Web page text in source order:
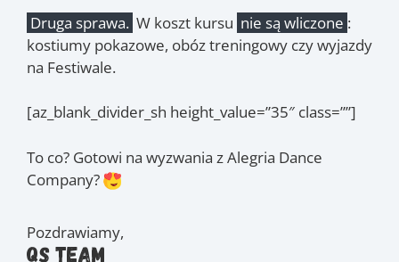
Druga sprawa. W koszt kursu nie są wliczone :
kostiumy pokazowe, obóz treningowy czy wyjazdy
na Festiwale.
[az_blank_divider_sh height_value=”35″ class=””]
To co? Gotowi na wyzwania z Alegria Dance
Company?
Pozdrawiamy,
QS Team